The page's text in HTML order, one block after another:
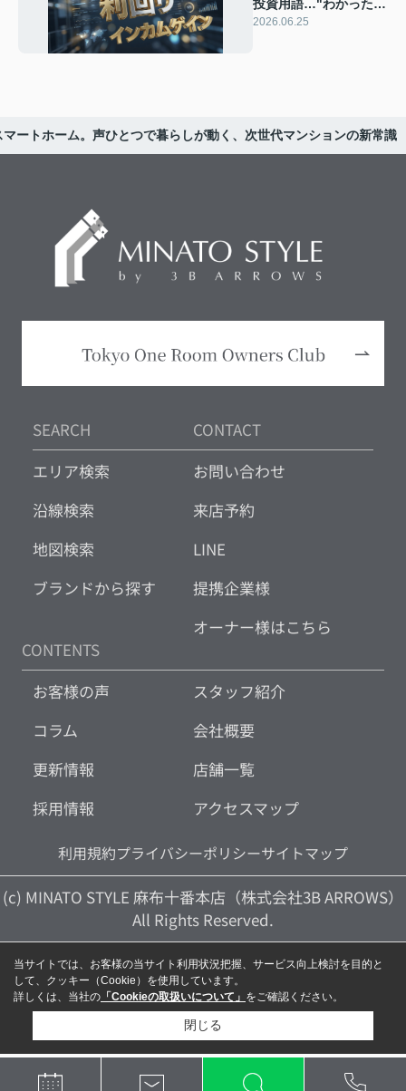
投資用語…"わかったつ
もり"が一番危険。不動
2026.06.25
ートホーム。声ひとつで暮らしが動く、次世代マンションの新常識
SEARCH
エリア検索
沿線検索
地図検索
ブランドから探す
CONTACT
お問い合わせ
来店予約
LINE
提携企業様
オーナー様はこちら
CONTENTS
お客様の声
コラム
更新情報
採用情報
スタッフ紹介
会社概要
店舗一覧
アクセスマップ
利用規約プライバシーポリシーサイトマップ
(c) MINATO STYLE 麻布十番本店（株式会社3B ARROWS）
All Rights Reserved.
当サイトでは、お客様の当サイト利用状況把握、サービス向上検討を目的と
して、クッキー（Cookie）を使用しています。
詳しくは、当社の 「Cookieの取扱いについて」 をご確認ください。
閉じる